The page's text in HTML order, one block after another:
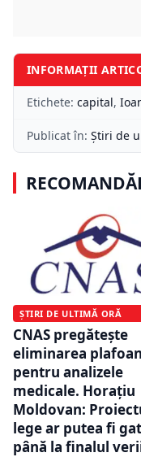
INFORMAȚII
Etichete: capital,
Publicat în: Știri de
ȘTIRI DE ULTIMĂ ORĂ
CNAS pregătește
eliminarea
pentru analizele
medicale. Horațiu
Moldovan:
lege ar putea fi
până la finalul